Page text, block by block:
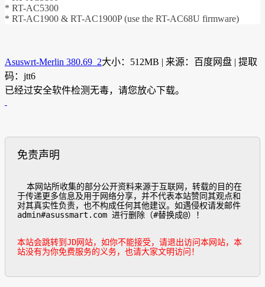
* RT-AC5300
* RT-AC1900 & RT-AC1900P (use the RT-AC68U firmware)
Asuswrt-Merlin 380.69_2大小：512MB | 来源：百度网盘 | 提取
码：jtt6
已经过安全软件检测无毒，请您放心下载。
免责声明
于传递更多信息及用于网络分享，并不代表本站赞同其观点和
对其真实性负责，也不构成任何其他建议。如遇侵权请发邮件
admin#asussmart.com 进行删除（#替换成@）！
本站会跳转到JD网站，如你不能接受，请退出访问本网站，本
站没有为你免费服务的义务，也请大家文明访问！